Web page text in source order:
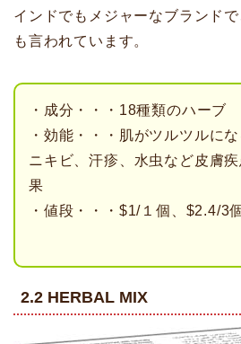
インドでもメジャーなブランドで
も言われています。
・成分・・・18種類のハーブ
・効能・・・肌がツルツルにな
ニキビ、汗疹、水虫など皮膚
果
・値段・・・$1/１個、$2.4/3
2.2 HERBAL MIX